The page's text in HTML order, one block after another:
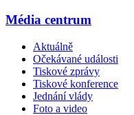
Média centrum
Aktuálně
Očekávané události
Tiskové zprávy
Tiskové konference
Jednání vlády
Foto a video